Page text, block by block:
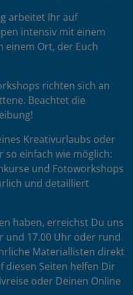
arbeitet Ihr auf
intensiv mit einem
einem Ort, der Euch
richten sich an
Beachtet die
Kreativurlaubs oder
so einfach wie möglich:
und Fotoworkshops
und detailliert
haben, erreichst Du uns
und 17.00 Uhr oder rund
Materiallisten direkt
diesen Seiten helfen Dir
oder Deinen Online